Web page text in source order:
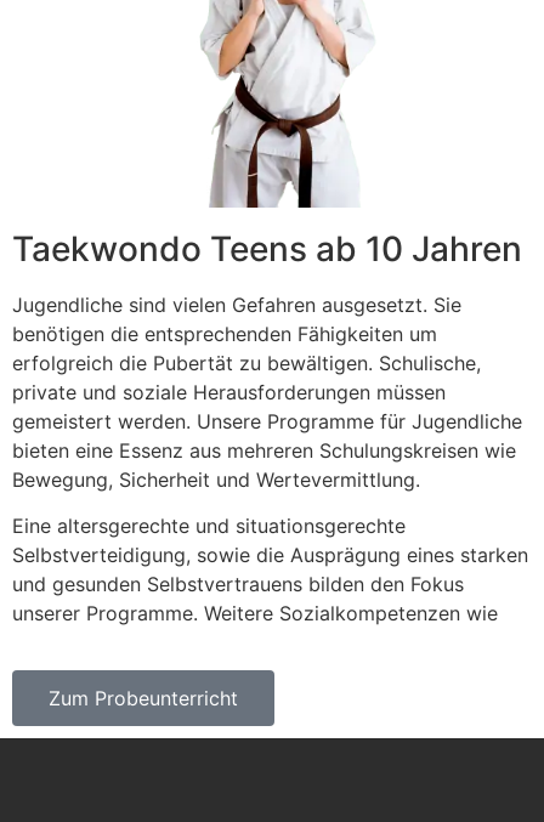
Taekwondo Teens ab 10 Jahren
Jugendliche sind vielen Gefahren ausgesetzt. Sie
benötigen die entsprechenden Fähigkeiten um
erfolgreich die Pubertät zu bewältigen. Schulische,
private und soziale Herausforderungen müssen
gemeistert werden. Unsere Programme für Jugendliche
bieten eine Essenz aus mehreren Schulungskreisen wie
Bewegung, Sicherheit und Wertevermittlung.
Eine altersgerechte und situationsgerechte
Selbstverteidigung, sowie die Ausprägung eines starken
und gesunden Selbstvertrauens bilden den Fokus
unserer Programme. Weitere Sozialkompetenzen wie
Zum Probeunterricht